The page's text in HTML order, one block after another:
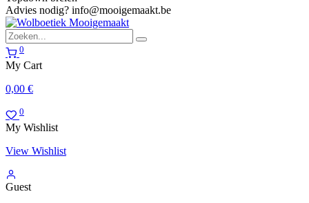
Advies nodig? info@mooigemaakt.be
0
My Cart
0,00 €
0
My Wishlist
View Wishlist
Guest